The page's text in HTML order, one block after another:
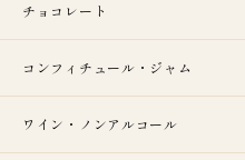
チョコレート
コンフィチュール・ジャム
ワイン・ノンアルコール